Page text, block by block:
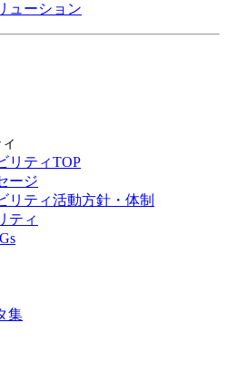
ューション
リティTOP
ージ
リティ活動方針・体制
ティ
集